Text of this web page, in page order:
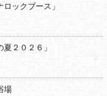
ロックブース」
夏２０２６」
場